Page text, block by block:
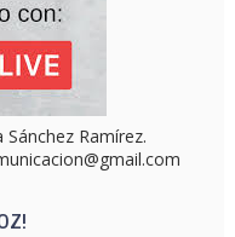
Ramírez.